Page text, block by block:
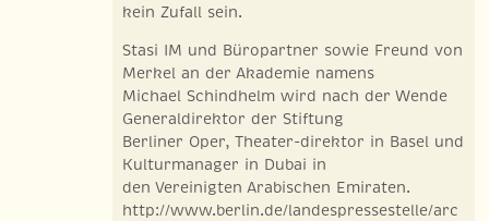
kein Zufall sein.
Stasi IM und Büropartner sowie Freund von
Merkel an der Akademie namens
Michael Schindhelm wird nach der Wende
Generaldirektor der Stiftung
Berliner Oper, Theater-direktor in Basel und
Kulturmanager in Dubai in
den Vereinigten Arabischen Emiraten.
http://www.berlin.de/landespressestelle/arc